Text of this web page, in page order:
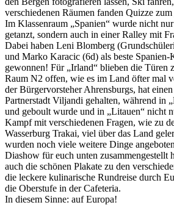
verschiedenen Räumen fanden Quizze
Im Klassenraum „Spanien“ wurde nicht
getanzt, sondern auch in einer Ralley mit
Dabei haben Leni Blomberg
und Marko Karacic (6d) als beste
gewonnen! Für „Irland“ blieben die Türen
Raum N2 offen, wie es im Land öfter mal
der Bürgervorsteher Ahrensburgs, hat
Partnerstadt Viljandi gehalten, während in
und geboult wurde und in „Litauen“ nicht
Kampf mit verschiedenen Fragen, wie zu
Wasserburg Trakai, viel über das Land
wurden noch viele weitere Dinge
Diashow für euch unten zusammengestellt
auch die schönen Plakate zu den
die leckere kulinarische Rundreise durch
die Oberstufe in der Cafeteria.
In diesem Sinne: auf Europa!